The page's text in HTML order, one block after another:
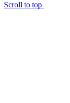
Scroll to top